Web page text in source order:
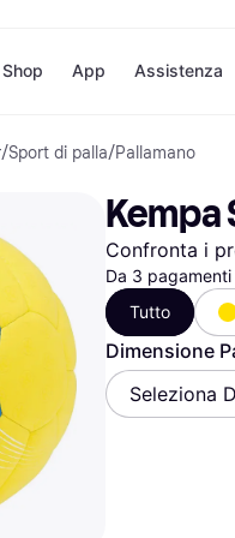
Opzioni di
Paga ora
Paga in 3 rate
Paga dopo 30 giorni
Finanziamento
Shop
Negozi
Unieuro
Media
eBay
Zalando
Elenco negozi
App Assistenza
/Sport di palla/Pallamano
Kempa
Confronta i
Da 3
Tutto
Dimensione
Seleziona